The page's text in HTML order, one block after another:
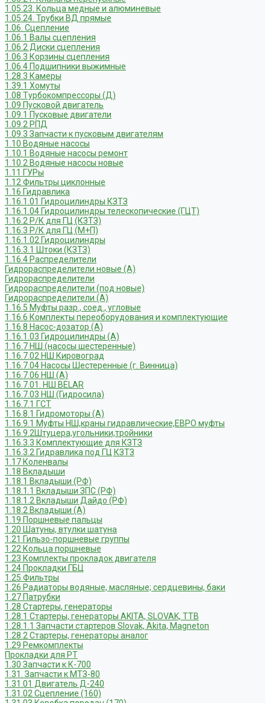
1.05.23. Кольца медные и алюминевые
1.05.24. Трубки ВД прямые
1.06. Сцепление
1.06.1 Валы сцепления
1.06.2 Диски сцепления
1.06.3 Корзины сцепления
1.06.4 Подшипники выжимные
1.28.3 Камеры
1.39.1 Хомуты
1.08 Турбокомпрессоры (Д)
1.09 Пусковой двигатель
1.09.1 Пусковые двигатели
1.09.2 РПД
1.09.3 Запчасти к пусковым двигателям
1.10 Водяные насосы
1.10.1 Водяные насосы ремонт
1.10.2 Водяные насосы новые
1.11 ГУРы
1.12 Фильтры циклонные
1.16 Гидравлика
1.16.1.01 Гидроцилиндры КЗТЗ
1.16.1.04 Гидроцилиндры телескопические (ГЦТ)
1.16.2 Р/К для ГЦ (КЗТЗ)
1.16.3 Р/К для ГЦ (М+П)
1.16.1.02 Гидроцилиндры
1.16.3.1 Штоки (КЗТЗ)
1.16.4 Распределители
Гидрораспределители новые (А)
Гидрораспределители
Гидрораспределители (под новые)
Гидрораспределители (А)
1.16.5 Муфты разр., соед., угловые
1.16.6 Комплекты переоборудования и комплектующие
1.16.8 Насос-дозатор (А)
1.16.1.03 Гидроцилиндры (А)
1.16.7 НШ (насосы шестеренные)
1.16.7.02 НШ Кировоград
1.16.7.04 Насосы Шестеренные (г. Винница)
1.16.7.06 НШ (А)
1.16.7.01. НШ BELAR
1.16.7.03 НШ (Гидросила)
1.16.7.1 ГСТ
1.16.8.1 Гидромоторы (А)
1.16.9.1 Муфты НШ,краны гидравлические,ЕВРО муфты
1.16.9.2Штуцера,угольники,тройники
1.16.3.3 Комплектующие для КЗТЗ
1.16.3.2 Гидравлика под ГЦ КЗТЗ
1.17 Коленвалы
1.18 Вкладыши
1.18.1 Вкладыши (РФ)
1.18.1.1 Вкладыши ЗПС (РФ)
1.18.1.2 Вкладыши Дайдо (РФ)
1.18.2 Вкладыши (А)
1.19 Поршневые пальцы
1.20 Шатуны, втулки шатуна
1.21 Гильзо-поршневые группы
1.22 Кольца поршневые
1.23 Комплекты прокладок двигателя
1.24 Прокладки ГБЦ
1.25 Фильтры
1.26 Радиаторы водяные, масляные; сердцевины, баки
1.27 Патрубки
1.28 Стартеры, генераторы
1.28.1 Стартеры, генераторы AKITA, SLOVAK, ТТВ
1.28.1.1 Запчасти стартеров Slovak, Akita, Magneton
1.28.2 Стартеры, генераторы аналог
1.29 Ремкомплекты
Прокладки для РТ
1.30 Запчасти к К-700
1.31. Запчасти к МТЗ-80
1.31.01 Двигатель Д-240
1.31.02 Сцепление (160)